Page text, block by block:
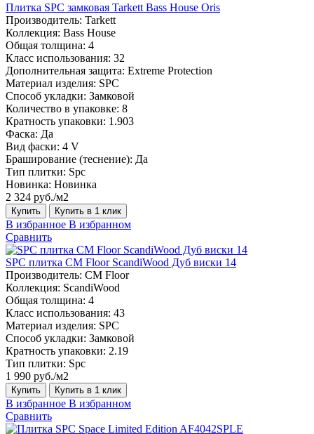
Плитка SPC замковая Tarkett Bass House Oris
Производитель: Tarkett
Коллекция: Bass House
Общая толщина: 4
Класс использования: 32
Дополнительная защита: Extreme Protection
Материал изделия: SPC
Способ укладки: Замковой
Количество в упаковке: 8
Кратность упаковки: 1.903
Фаска: Да
Вид фаски: 4 V
Браширование (теснение): Да
Тип плитки: Spc
Новинка: Новинка
2 324 руб./м2
Купить Купить в 1 клик
В избранное В избранном
Сравнить
SPC плитка CM Floor ScandiWood Дуб виски 14
Производитель: CM Floor
Коллекция: ScandiWood
Общая толщина: 4
Класс использования: 43
Материал изделия: SPC
Способ укладки: Замковой
Кратность упаковки: 2.19
Тип плитки: Spc
1 990 руб./м2
Купить Купить в 1 клик
В избранное В избранном
Сравнить